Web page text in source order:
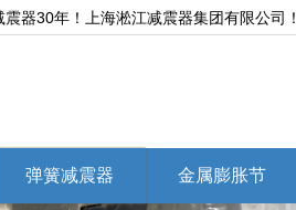
器30年！上海淞江减震器集团有限公司！
弹簧减震器 金属膨胀节